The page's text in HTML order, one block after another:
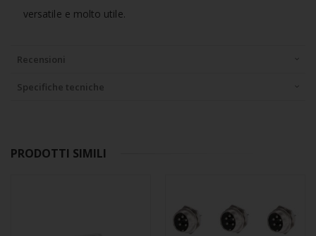
versatile e molto utile.
Recensioni
Specifiche tecniche
PRODOTTI SIMILI